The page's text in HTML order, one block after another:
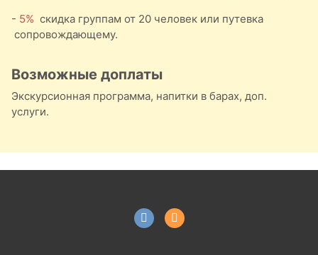
- 5% скидка группам от 20 человек или путевка
сопровождающему.
Возможные доплаты
Экскурсионная программа, напитки в барах, доп.
услуги.